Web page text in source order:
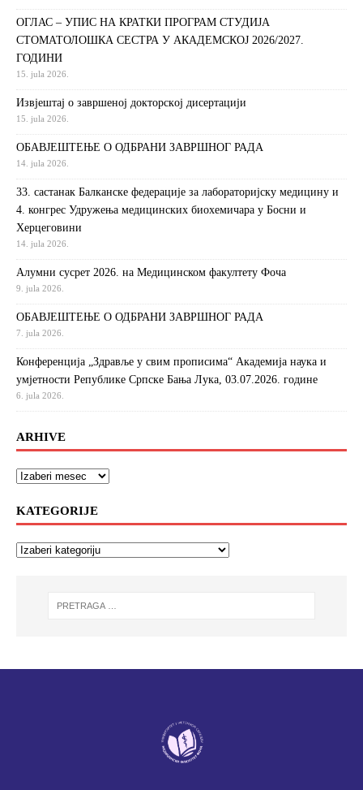
ОГЛАС – УПИС НА КРАТКИ ПРОГРАМ СТУДИЈА
СТОМАТОЛОШКА СЕСТРА У АКАДЕМСКОЈ 2026/2027.
ГОДИНИ
15. jula 2026.
Извjeштaj o зaвршeнoj дoктoрскoj дисeртaциjи
15. jula 2026.
ОБАВЈЕШТЕЊЕ О ОДБРАНИ ЗАВРШНОГ РАДА
14. jula 2026.
33. састанак Балканске федерације за лабораторијску медицину и
4. конгрес Удружења медицинских биохемичара у Босни и
Херцеговини
14. jula 2026.
Алумни сусрет 2026. на Медицинском факултету Фоча
9. jula 2026.
ОБАВЈЕШТЕЊЕ О ОДБРАНИ ЗАВРШНОГ РАДА
7. jula 2026.
Конференција „Здравље у свим прописима“ Академија наука и
умјетности Републике Српске Бања Лука, 03.07.2026. године
6. jula 2026.
ARHIVE
KATEGORIJE